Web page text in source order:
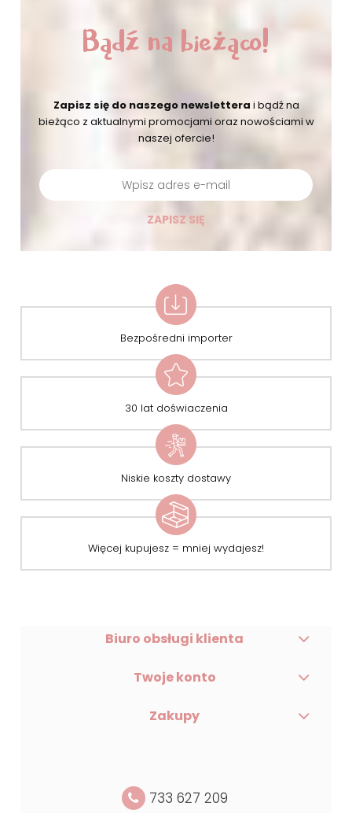
Bądź na bieżąco!
Zapisz się do naszego newslettera i bądź na
bieżąco z aktualnymi promocjami oraz nowościami w
naszej ofercie!
ZAPISZ SIĘ
Bezpośredni importer
30 lat doświaczenia
Niskie koszty dostawy
Więcej kupujesz = mniej wydajesz!
Biuro obsługi klienta
Twoje konto
Zakupy
733 627 209